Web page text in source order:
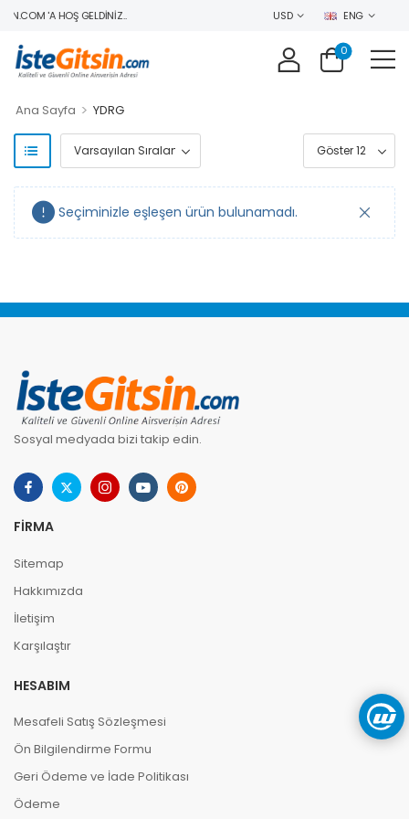
'A HOŞ GELDINIZ.. USD ENG
0
Ana Sayfa > YDRG
Seçiminizle eşleşen ürün bulunamadı.
Sosyal medyada bizi takip edin.
FIRMA
Sitemap
Hakkımızda
İletişim
Karşılaştır
HESABIM
Mesafeli Satış Sözleşmesi
Ön Bilgilendirme Formu
Geri Ödeme ve İade Politikası
Ödeme